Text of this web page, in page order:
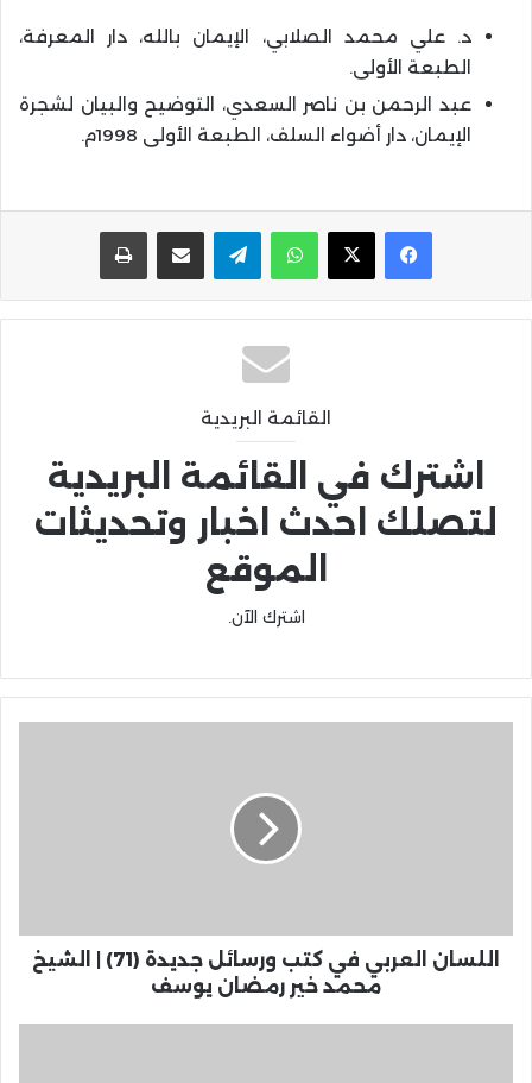
د. علي محمد الصلابي، الإيمان بالله، دار المعرفة،
الطبعة الأولى.
عبد الرحمن بن ناصر السعدي، التوضيح والبيان لشجرة
الإيمان، دار أضواء السلف، الطبعة الأولى 1998م.
واتساب تيلقرام مشاركة عبر البريد
القائمة البريدية
اشترك في القائمة البريدية
لتصلك احدث اخبار وتحديثات
الموقع
اشترك الآن.
اللسان العربي في كتب ورسائل جديدة (71) | الشيخ
محمد خير رمضان يوسف